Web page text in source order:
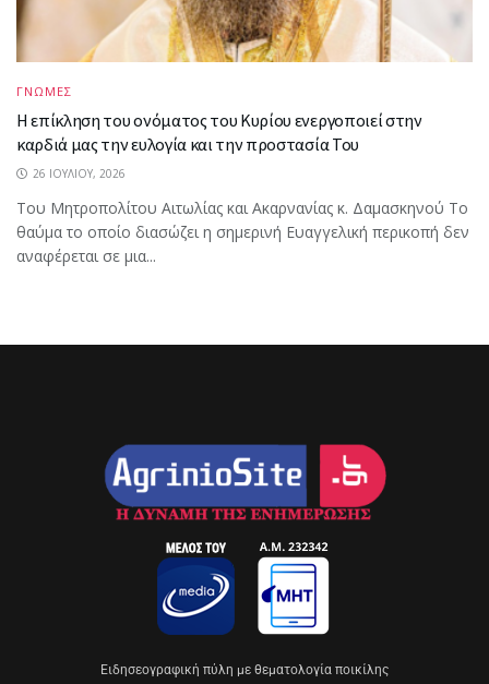
ΓΝΩΜΕΣ
Η επίκληση του ονόματος του Κυρίου ενεργοποιεί στην
καρδιά μας την ευλογία και την προστασία Του
26 ΙΟΥΛΊΟΥ, 2026
Του Μητροπολίτου Αιτωλίας και Ακαρνανίας κ. Δαμασκηνού Το
θαύμα το οποίο διασώζει η σημερινή Ευαγγελική περικοπή δεν
αναφέρεται σε μια...
Eιδησεογραφική πύλη με θεματολογία ποικίλης